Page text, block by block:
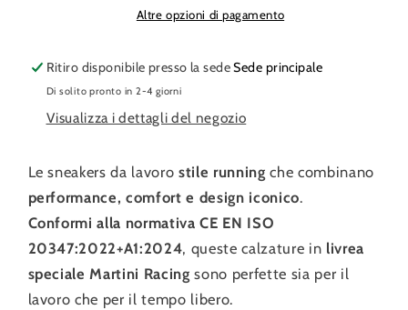
Altre opzioni di pagamento
Ritiro disponibile presso la sedeSede principale
Di solito pronto in 2-4 giorni
Visualizza i dettagli del negozio
Le sneakers da lavorostile running che combinano
performance, comfort e design iconico.
Conformi alla normativa CE EN ISO
20347:2022+A1:2024, queste calzature in livrea
speciale Martini Racing sono perfette sia per il
lavoro che per il tempo libero.